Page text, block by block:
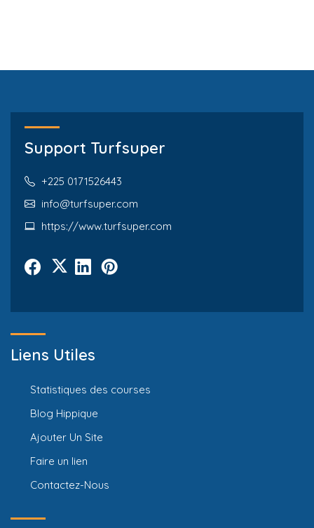
Support Turfsuper
+225 0171526443
info@turfsuper.com
https://www.turfsuper.com
Liens Utiles
Statistiques des courses
Blog Hippique
Ajouter Un Site
Faire un lien
Contactez-Nous